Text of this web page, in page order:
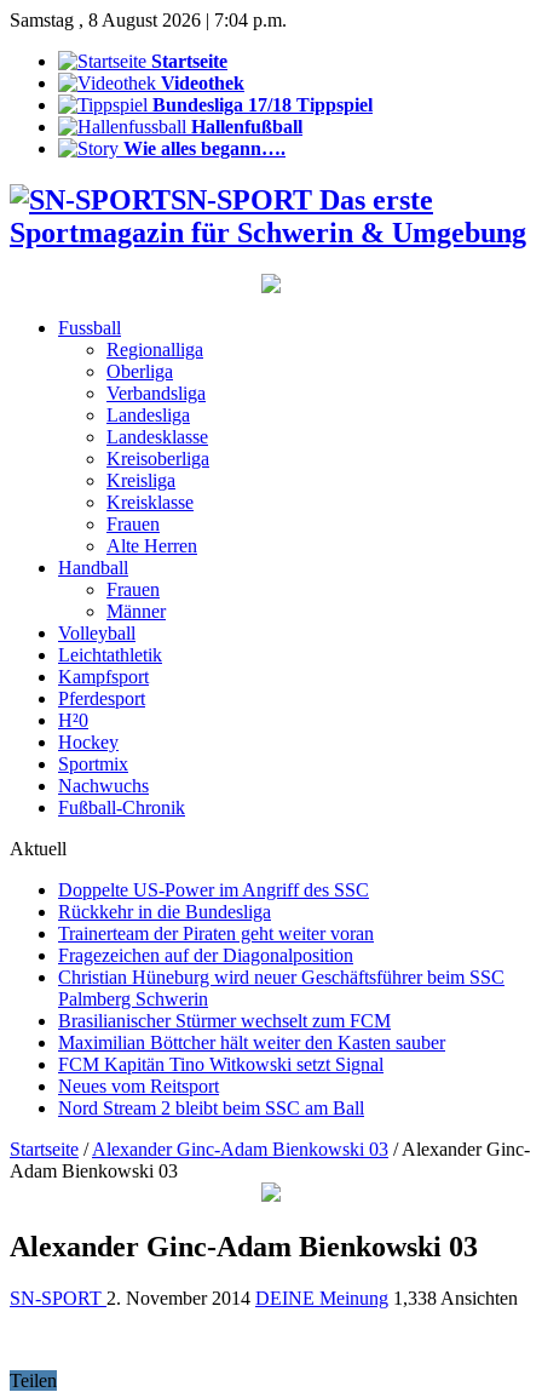
Samstag , 8 August 2026 | 7:04 p.m.
Startseite
Videothek
Bundesliga 17/18 Tippspiel
Hallenfußball
Wie alles begann….
SN-SPORT Das erste
Sportmagazin für Schwerin & Umgebung
Fussball
Regionalliga
Oberliga
Verbandsliga
Landesliga
Landesklasse
Kreisoberliga
Kreisliga
Kreisklasse
Frauen
Alte Herren
Handball
Frauen
Männer
Volleyball
Leichtathletik
Kampfsport
Pferdesport
H²0
Hockey
Sportmix
Nachwuchs
Fußball-Chronik
Aktuell
Doppelte US-Power im Angriff des SSC
Rückkehr in die Bundesliga
Trainerteam der Piraten geht weiter voran
Fragezeichen auf der Diagonalposition
Christian Hüneburg wird neuer Geschäftsführer beim SSC
Palmberg Schwerin
Brasilianischer Stürmer wechselt zum FCM
Maximilian Böttcher hält weiter den Kasten sauber
FCM Kapitän Tino Witkowski setzt Signal
Neues vom Reitsport
Nord Stream 2 bleibt beim SSC am Ball
Startseite / Alexander Ginc-Adam Bienkowski 03 / Alexander Ginc-
Adam Bienkowski 03
Alexander Ginc-Adam Bienkowski 03
SN-SPORT 2. November 2014 DEINE Meinung 1,338 Ansichten
Teilen